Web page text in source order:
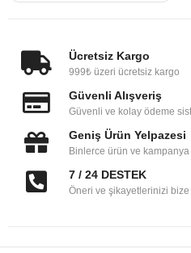
Ücretsiz Kargo
999₺ üzeri ücretsiz kargo
Güvenli Alışveriş
Güvenli ve kolay ödeme
Geniş Ürün Yelpazesi
Binlerce ürün ve
7 / 24 DESTEK
Öneri ve şikayetlerinizi